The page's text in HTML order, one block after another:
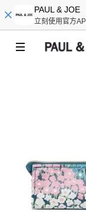
PAUL & JOE
立刻使用官方